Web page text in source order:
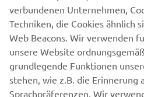
OFFIZIELLE WEBSITE
verbundenen Unternehmen,
Techniken, die Cookies ähnlich
Web Beacons. Wir verwenden
unsere Website
grundlegende Funktionen
stehen, wie z.B. die Erinnerung
Sprachpräferenzen. Wir